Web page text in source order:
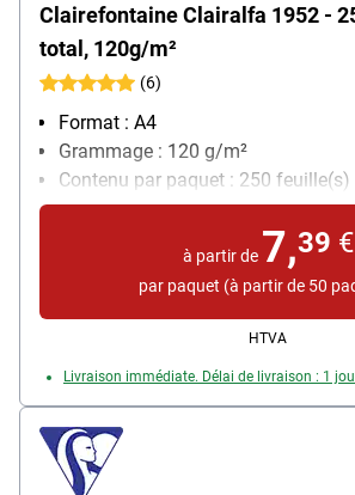
Clairefontaine Clairalfa 1952 -
total, 120g/m²
(6)
Format : A4
Grammage : 120 g/m²
Contenu par paquet : 250 feuille(s)
à partir de 7,39 €
par paquet (à partir de 50
HTVA
Livraison immédiate. Délai de livraison : 1